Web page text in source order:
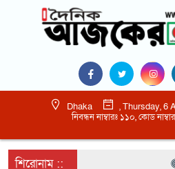
Dhaka
, Thursday, 6
নিবন্ধন নাম্বারঃ ১১০, কোড
শিরোনাম ::